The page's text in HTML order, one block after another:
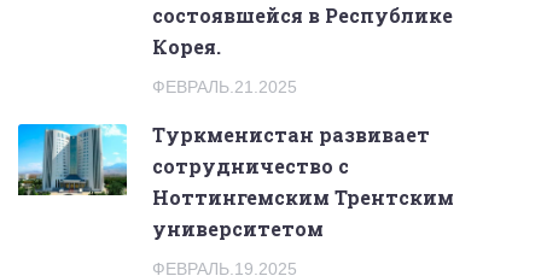
состоявшейся в Республике
Корея.
ФЕВРАЛЬ.21.2025
Туркменистан развивает
сотрудничество с
Ноттингемским Трентским
университетом
ФЕВРАЛЬ.19.2025